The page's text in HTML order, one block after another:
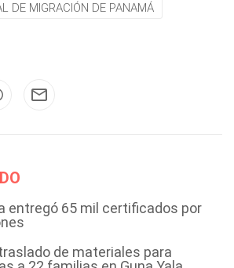
DE MIGRACIÓN DE PANAMÁ
entregó 65 mil certificados por
de materiales para